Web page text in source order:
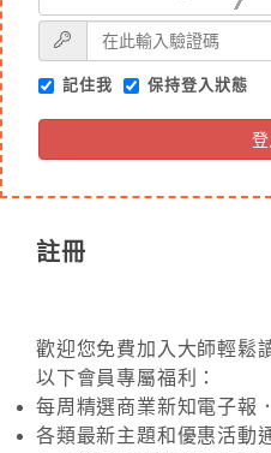
記住我 保持登入狀態
登
註冊
歡迎您免費加入大師輕鬆
以下會員專屬福利：
每周精選商業新知電子報．
各類最新主題和優惠活動